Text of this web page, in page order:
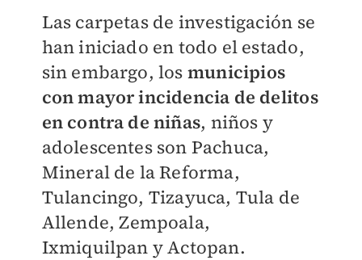
Las carpetas de investigación se
han iniciado en todo el estado,
sin embargo, los municipios
con mayor incidencia de delitos
en contra de niñas, niños y
adolescentes son Pachuca,
Mineral de la Reforma,
Tulancingo, Tizayuca, Tula de
Allende, Zempoala,
Ixmiquilpan y Actopan.